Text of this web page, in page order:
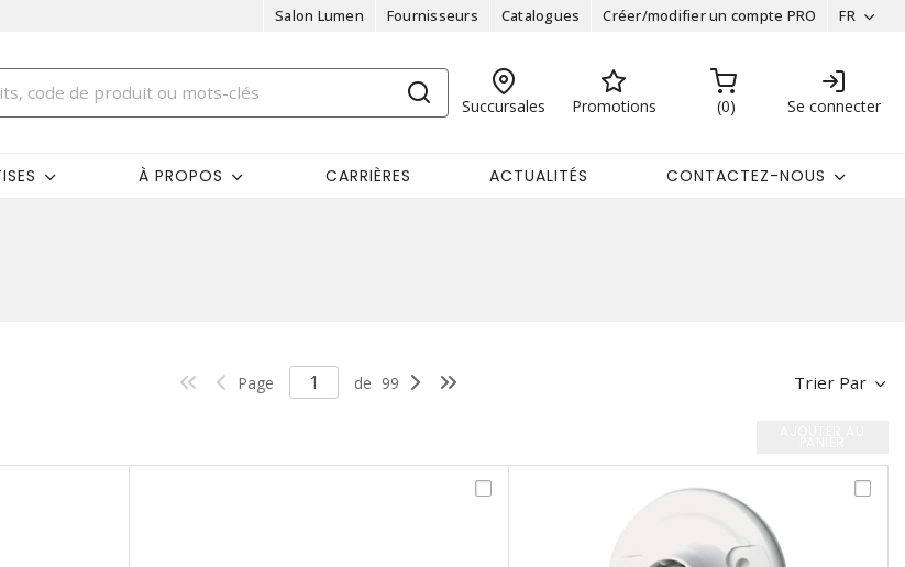
Salon Lumen Fournisseurs Catalogues Créer/modifier un compte PRO FR
Succursales Promotions 0 Se connecter
À PROPOS CARRIÈRES ACTUALITÉS CONTACTEZ-NOUS
Trier Par
Page de 99